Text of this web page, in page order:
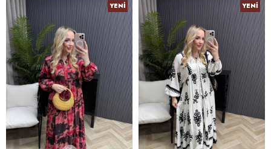
YENI
ÜRÜN
YENI
ÜRÜN